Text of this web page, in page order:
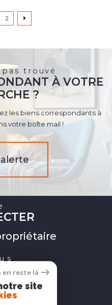
2
pas trouvé
À VOTRE
?
les biens correspondants à
votre boîte mail !
en reste là
site